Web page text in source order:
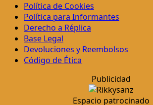
Política de Cookies
Política para Informantes
Derecho a Réplica
Base Legal
Devoluciones y Reembolsos
Código de Ética
Publicidad
Espacio patrocinado